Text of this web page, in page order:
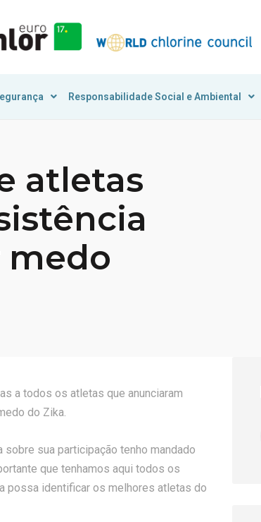
Responsabilidade Social e Ambiental
atletas
medo
a todos os atletas que anunciaram
do Zika.
sua participação tenho mandado
que tenhamos aqui todos os
possa identificar os melhores atletas do